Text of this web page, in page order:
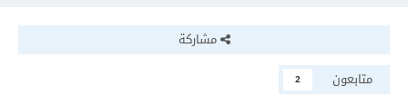
مشاركة
متابعون
2